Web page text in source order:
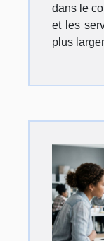
dans le
et les
plus